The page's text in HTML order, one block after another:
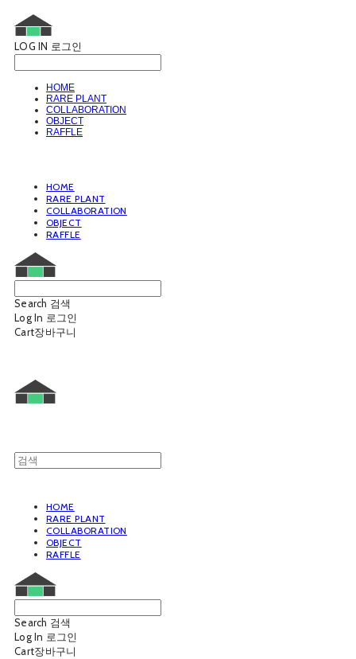
LOG IN 로그인
HOME
RARE PLANT
COLLABORATION
OBJECT
RAFFLE
HOME
RARE PLANT
COLLABORATION
OBJECT
RAFFLE
Search 검색
Log In 로그인
Cart장바구니
HOME
RARE PLANT
COLLABORATION
OBJECT
RAFFLE
Search 검색
Log In 로그인
Cart장바구니